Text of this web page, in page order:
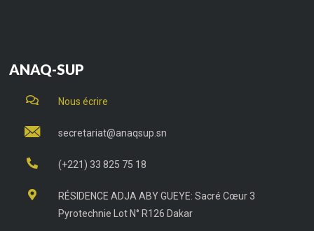
ANAQ-SUP
Nous écrire
secretariat@anaqsup.sn
(+221) 33 825 75 18
RÉSIDENCE ADJA ABY GUEYE: Sacré Cœur 3
Pyrotechnie Lot N° R126 Dakar